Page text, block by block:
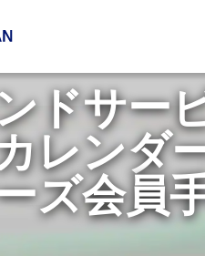
ドサー
レンダ
ズ会員